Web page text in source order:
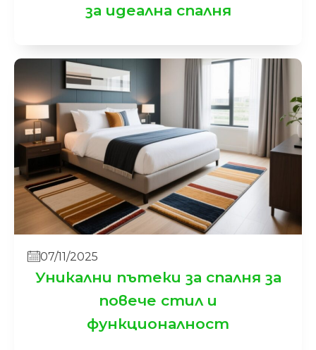
за идеална спалня
07/11/2025
Уникални пътеки за спалня за
повече стил и
функционалност